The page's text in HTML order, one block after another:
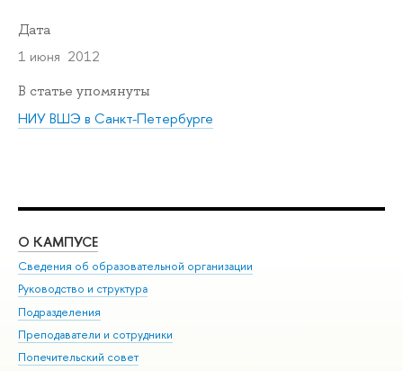
Дата
1 июня 2012
В статье упомянуты
НИУ ВШЭ в Санкт-Петербурге
О КАМПУСЕ
Сведения об образовательной организации
Руководство и структура
Подразделения
Преподаватели и сотрудники
Попечительский совет